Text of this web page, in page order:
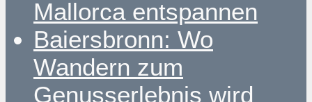
Mallorca entspannen
Baiersbronn: Wo
Wandern zum
Genusserlebnis wird